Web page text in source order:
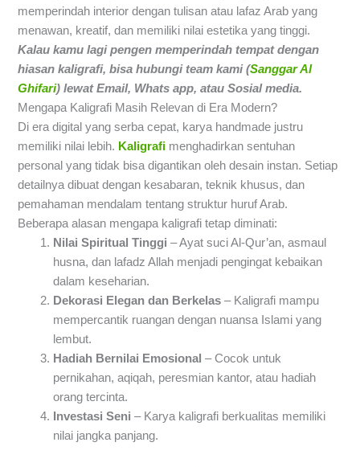
memperindah interior dengan tulisan atau lafaz Arab yang
menawan, kreatif, dan memiliki nilai estetika yang tinggi.
Kalau kamu lagi pengen memperindah tempat dengan
hiasan kaligrafi,bisa hubungi team kami (Sanggar Al
Ghifari) lewat Email, Whats app, atau Sosial media.
Mengapa Kaligrafi Masih Relevan di Era Modern?
Di era digital yang serba cepat, karya handmade justru
memiliki nilai lebih. Kaligrafi menghadirkan sentuhan
personal yang tidak bisa digantikan oleh desain instan. Setiap
detailnya dibuat dengan kesabaran, teknik khusus, dan
pemahaman mendalam tentang struktur huruf Arab.
Beberapa alasan mengapa kaligrafi tetap diminati:
Nilai Spiritual Tinggi – Ayat suci Al-Qur’an, asmaul
husna, dan lafadz Allah menjadi pengingat kebaikan
dalam keseharian.
Dekorasi Elegan dan Berkelas – Kaligrafi mampu
mempercantik ruangan dengan nuansa Islami yang
lembut.
Hadiah Bernilai Emosional – Cocok untuk
pernikahan, aqiqah, peresmian kantor, atau hadiah
orang tercinta.
Investasi Seni – Karya kaligrafi berkualitas memiliki
nilai jangka panjang.